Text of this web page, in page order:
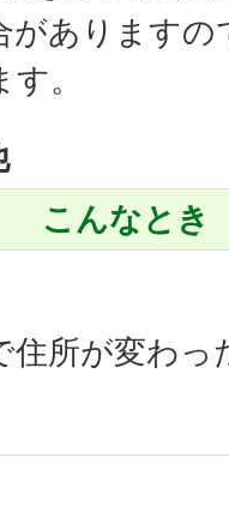
があります
。
こんなとき
住所が変わっ